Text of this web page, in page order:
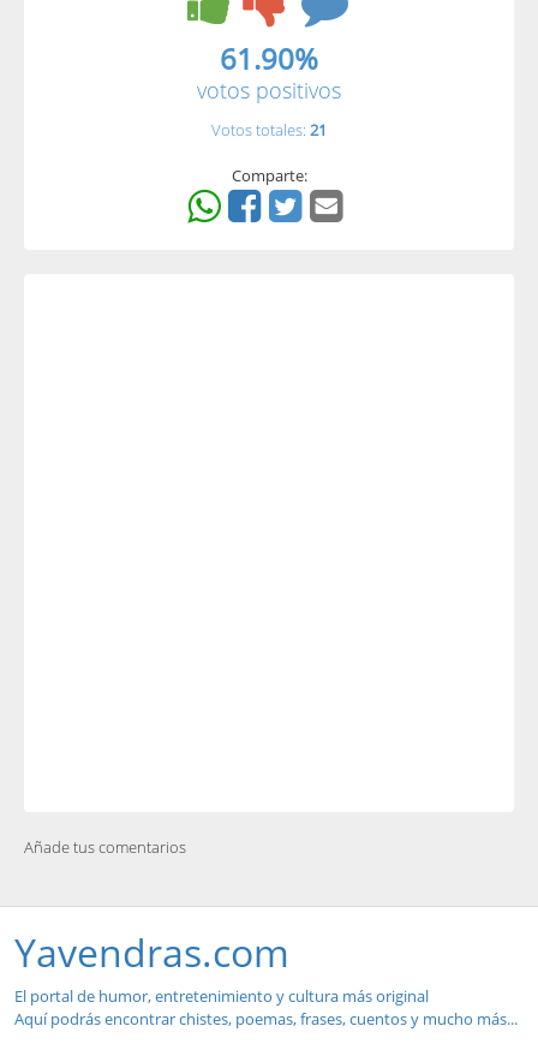
61.90%
votos positivos
Votos totales: 21
Comparte:
Añade tus comentarios
Yavendras.com
El portal de humor, entretenimiento y cultura más original
Aquí podrás encontrar chistes, poemas, frases, cuentos y mucho más...